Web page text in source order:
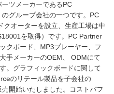
ツメーカーであるPC
グループ会社の一つです。PC
オーターを設立、生産工場は中
を取得）です。PC Partner
クボード、MP3プレーヤー、フ
手メーカーのOEM、 ODMにて
。グラフィックボードに関して
のリテール製品を子会社の
開始いたしました。コストパフ